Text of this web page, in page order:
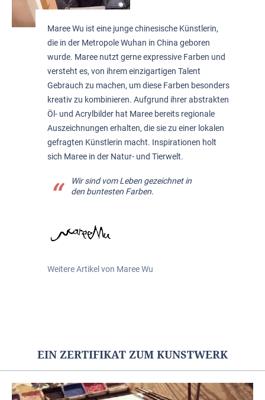
Maree Wu ist eine junge chinesische Künstlerin,
die in der Metropole Wuhan in China geboren
wurde. Maree nutzt gerne expressive Farben und
versteht es, von ihrem einzigartigen Talent
Gebrauch zu machen, um diese Farben besonders
kreativ zu kombinieren. Aufgrund ihrer abstrakten
Öl- und Acrylbilder hat Maree bereits regionale
Auszeichnungen erhalten, die sie zu einer lokalen
gefragten Künstlerin macht. Inspirationen holt
sich Maree in der Natur- und Tierwelt.
Wir sind vom Leben gezeichnet in
den buntesten Farben.
Weitere Artikel von Maree Wu
EIN ZERTIFIKAT ZUM KUNSTWERK